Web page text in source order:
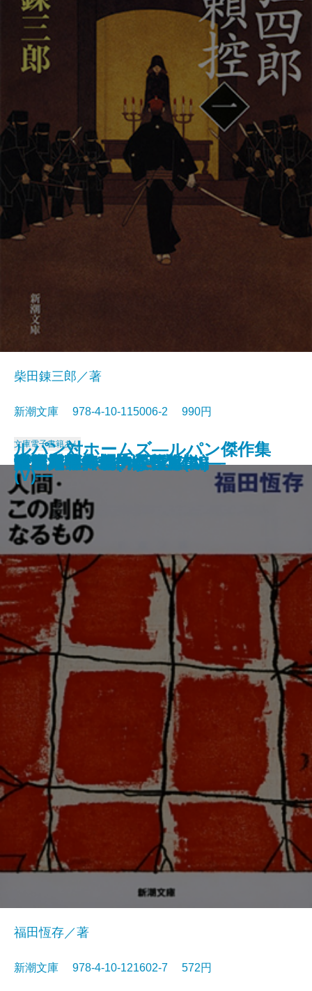
女坂
ぼんち
江戸川乱歩傑作選
駅前旅館
永すぎた春
眠狂四郎無頼控〔五〕
眠狂四郎無頼控〔四〕
眠狂四郎無頼控〔三〕
眠狂四郎無頼控〔二〕
眠狂四郎無頼控〔一〕
柴田錬三郎／著
新潮文庫 978-4-10-115006-2 990円
文庫電子書籍あり
人間・この劇的なるもの
福田恆存／著
新潮文庫 978-4-10-121602-7 572円
ドイル傑作集(III)―恐怖編―
海と毒薬
暖簾
パニック・裸の王様
ルパン対ホームズ―ルパン傑作集
(V)―
青い鳥
白い人・黄色い人
奇岩城―ルパン傑作集(III)―
雨・赤毛―モーム短篇集I―